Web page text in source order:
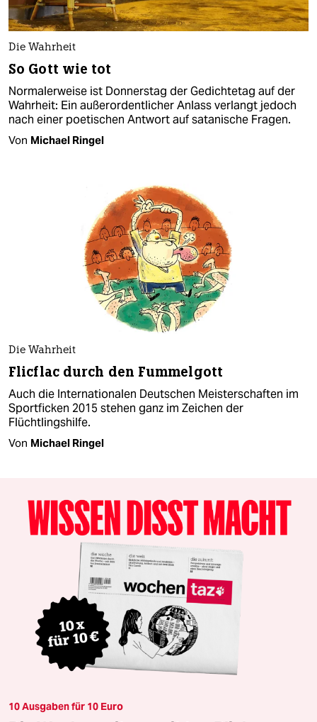
Die Wahrheit
So Gott wie tot
Normalerweise ist Donnerstag der Gedichtetag auf der
Wahrheit: Ein außerordentlicher Anlass verlangt jedoch
nach einer poetischen Antwort auf satanische Fragen.
Von Michael Ringel
Die Wahrheit
Flicflac durch den Fummelgott
Auch die Internationalen Deutschen Meisterschaften im
Sportficken 2015 stehen ganz im Zeichen der
Flüchtlingshilfe.
Von Michael Ringel
10 Ausgaben für 10 Euro